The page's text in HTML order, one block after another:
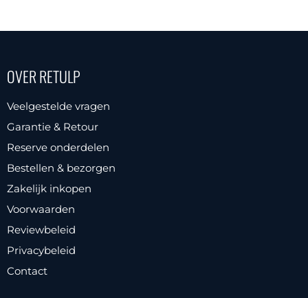
OVER RETULP
Veelgestelde vragen
Garantie & Retour
Reserve onderdelen
Bestellen & bezorgen
Zakelijk inkopen
Voorwaarden
Reviewbeleid
Privacybeleid
Contact